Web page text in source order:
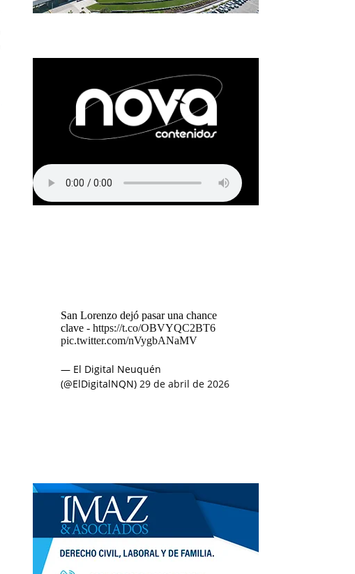
San Lorenzo dejó pasar una chance
clave - https://t.co/OBVYQC2BT6
pic.twitter.com/nVygbANaMV
— El Digital Neuquén
(@ElDigitalNQN) 29 de abril de 2026